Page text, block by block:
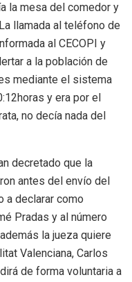
la mesa del comedor y
llamada al teléfono de
al CECOPI y
a la población de
mediante el sistema
y era por el
no decía nada del
decretado que la
antes del envío del
a declarar como
Pradas y al número
la jueza quiere
Valenciana, Carlos
de forma voluntaria a